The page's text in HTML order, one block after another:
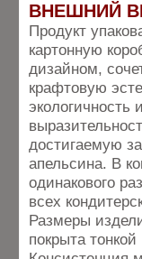
ВНЕШНИЙ
Продукт
картонную
дизайном,
крафтовую
экологичность
достигаемую
апельсина. В
одинакового
всех
Размеры
покрыта